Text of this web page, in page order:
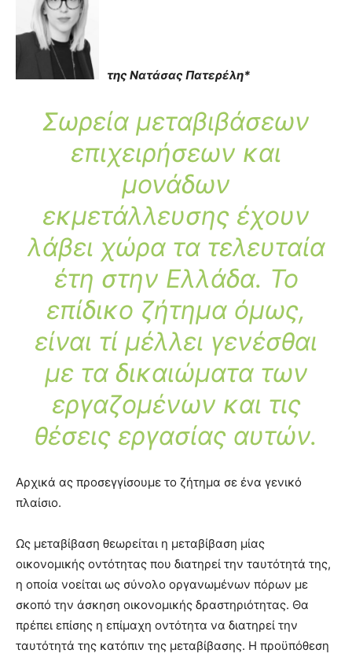
της Νατάσας Πατερέλη*
Σωρεία μεταβιβάσεων
επιχειρήσεων και
μονάδων
εκμετάλλευσης έχουν
λάβει χώρα τα τελευταία
έτη στην Ελλάδα. Το
επίδικο ζήτημα όμως,
είναι τί μέλλει γενέσθαι
με τα δικαιώματα των
εργαζομένων και τις
θέσεις εργασίας αυτών.
Αρχικά ας προσεγγίσουμε το ζήτημα σε ένα γενικό
πλαίσιο.
Ως μεταβίβαση θεωρείται η μεταβίβαση μίας
οικονομικής οντότητας που διατηρεί την ταυτότητά της,
η οποία νοείται ως σύνολο οργανωμένων πόρων με
σκοπό την άσκηση οικονομικής δραστηριότητας. Θα
πρέπει επίσης η επίμαχη οντότητα να διατηρεί την
ταυτότητά της κατόπιν της μεταβίβασης. Η προϋπόθεση